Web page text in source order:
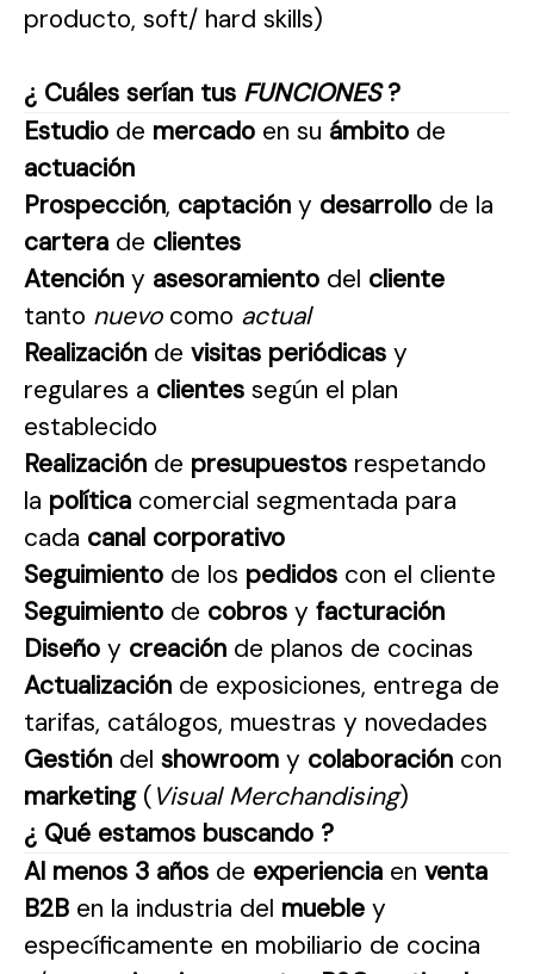
producto, soft/ hard skills)
¿ Cuáles serían tus FUNCIONES?
Estudio de mercado en su ámbito de
actuación
Prospección, captación y desarrollo de la
cartera de clientes
Atención y asesoramiento del cliente
tanto nuevo como actual
Realización de visitas periódicas y
regulares a clientes según el plan
establecido
Realización de presupuestos respetando
la política comercial segmentada para
cada canal corporativo
Seguimiento de los pedidos con el cliente
Seguimiento de cobros y facturación
Diseño y creación de planos de cocinas
Actualización de exposiciones, entrega de
tarifas, catálogos, muestras y novedades
Gestión del showroom y colaboración con
marketing (Visual Merchandising)
¿ Qué estamos buscando ?
Al menos 3 años de experiencia en venta
B2B en la industria del mueble y
específicamente en mobiliario de cocina